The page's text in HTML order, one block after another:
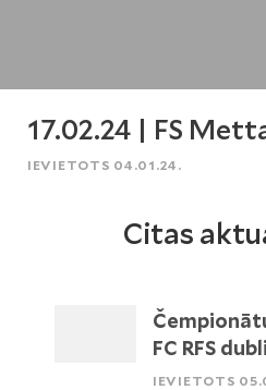
17.02.24 | FS
IEVIETOTS 04.01.24.
Citas
FC RFS
IEVIETOTS